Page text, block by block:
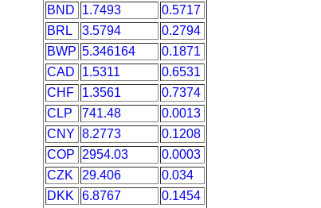
BND
1.7493
0.5717
BRL
3.5794
0.2794
BWP 5.346164
0.1871
CAD
1.5311
0.6531
CHF
1.3561
0.7374
CLP
741.48
0.0013
CNY 8.2773
0.1208
COP
2954.03
0.0003
CZK
29.406
0.034
DKK
6.8767
0.1454